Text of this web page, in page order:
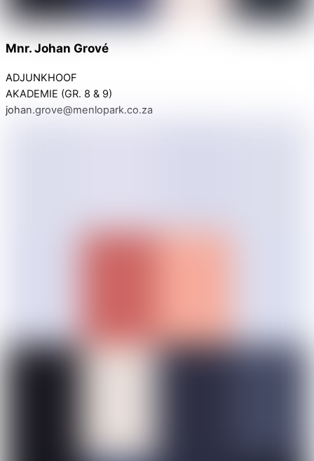
Mnr. Johan Grové
ADJUNKHOOF
AKADEMIE (GR. 8 & 9)
johan.grove@menlopark.co.za